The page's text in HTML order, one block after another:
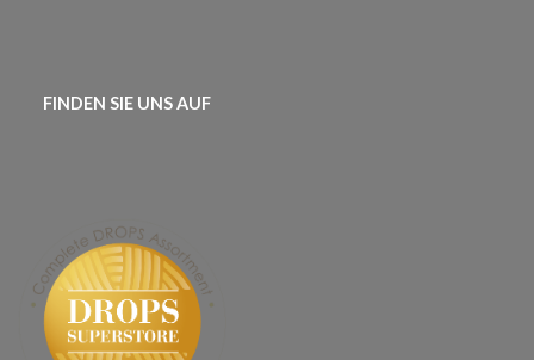
FINDEN SIE UNS AUF